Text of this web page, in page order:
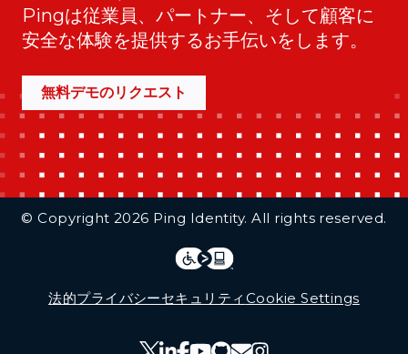
Pingは従業員、パートナー、そして顧客に
安全な体験を提供するお手伝いをします。
無料デモのリクエスト
© Copyright 2026 Ping Identity. All rights reserved.
法的プライバシーセキュリティ Cookie Settings